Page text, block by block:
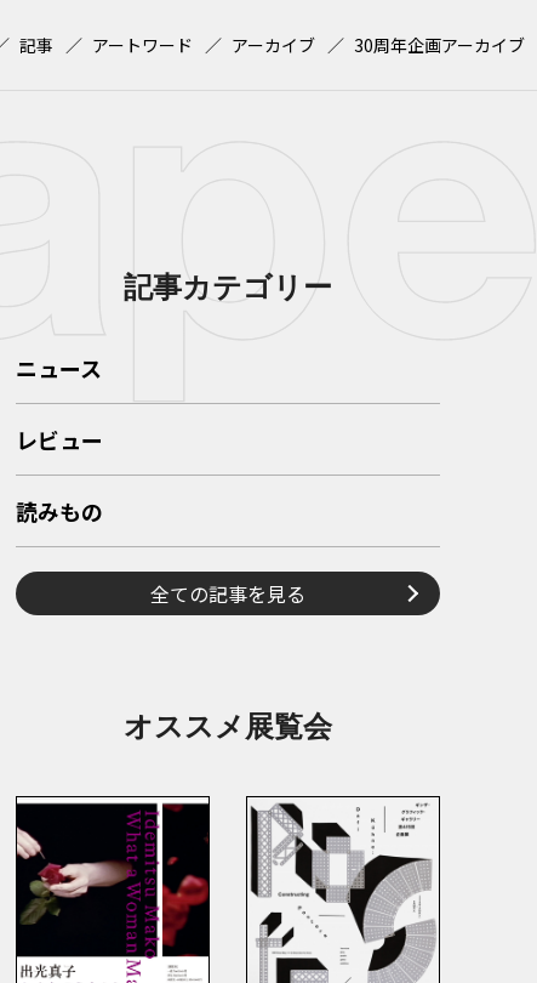
記事 アートワード アーカイブ 30周年企画アーカイブ
記事カテゴリー
ニュース
レビュー
読みもの
全ての記事を見る
オススメ展覧会